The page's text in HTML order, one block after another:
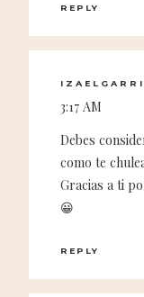
REPLY
3:17 AM
Debes
como te
Gracias a ti
😀
REPLY